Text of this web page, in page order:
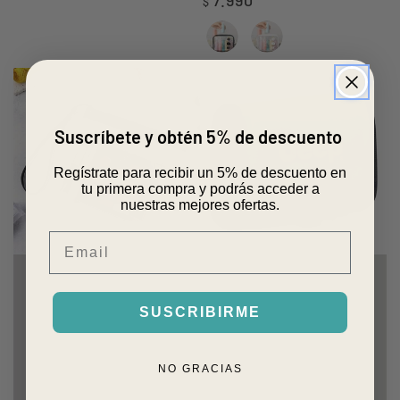
Negro Blanco
Suscríbete y obtén 5% de descuento
Regístrate para recibir un 5% de descuento en
tu primera compra y podrás acceder a
nuestras mejores ofertas.
SUSCRIBIRME
NO GRACIAS